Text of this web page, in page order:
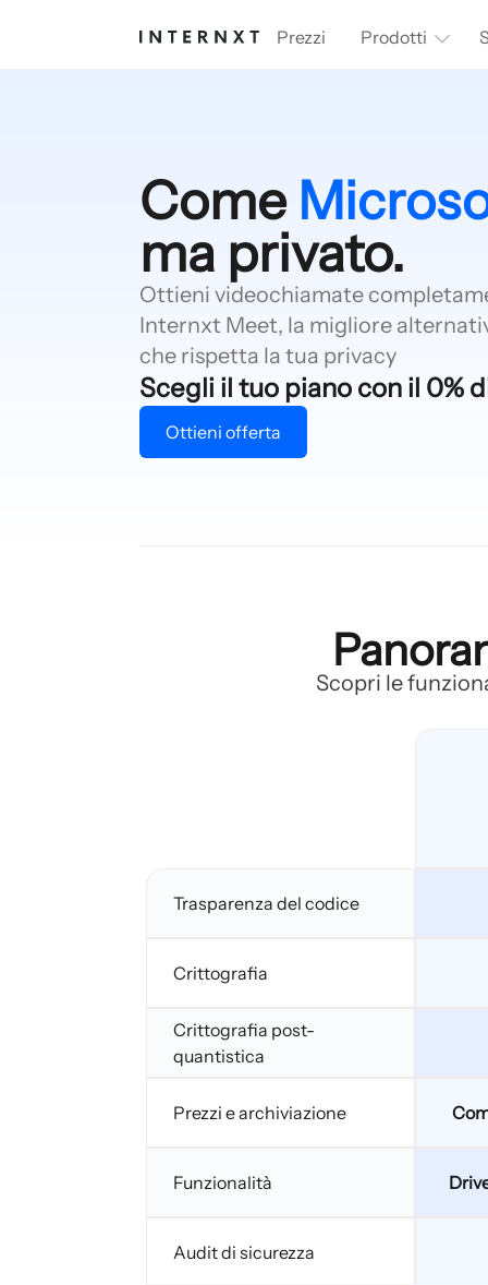
Prezzi Prodotti
Come
ma privato.
Ottieni videochiamate
Internxt Meet, la migliore
che rispetta la tua privacy
Scegli il tuo piano con il 0%
Ottieni offerta
Scopri le
Trasparenza del codice
Crittografia
Crittografia post-
quantistica
Prezzi e archiviazione
Funzionalità
Audit di sicurezza